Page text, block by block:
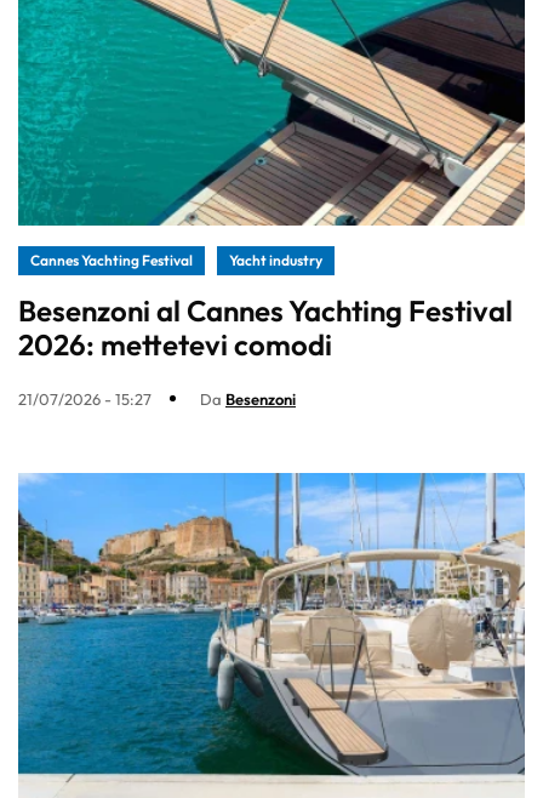
Cannes Yachting Festival Yacht industry
Besenzoni al Cannes Yachting Festival
2026: mettetevi comodi
21/07/2026 - 15:27 Da Besenzoni